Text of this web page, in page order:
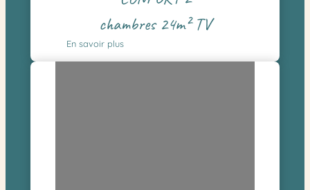
chambres 24m² TV
En savoir plus